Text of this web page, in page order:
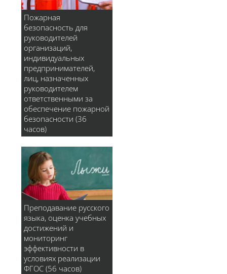
Пожарная
безопасность для
руководителей
организаций,
индивидуальных
предпринимателей,
лиц, назначенных
руководителем
ответственными за
обеспечение пожарной
безопасности (36
часов)
Преподавание русского
языка, оценка учебных
достижений и
мониторинг
эффективности в
условиях реализации
ФГОС (56 часов)